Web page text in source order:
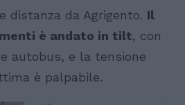
distanza da Agrigento. Il
è andato in tilt, con
autobus, e la tensione
è palpabile.